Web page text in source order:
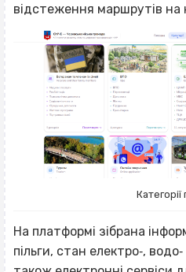
відстеження маршрутів на
Категорії
На платформі зібрана
пільги, стан електро‐,